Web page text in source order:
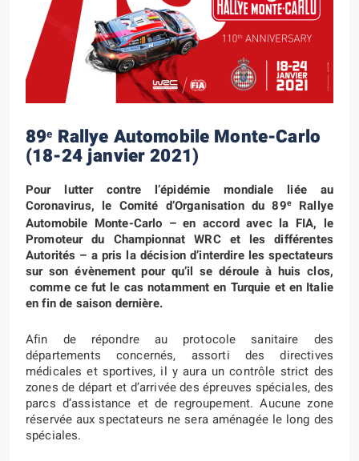
89e Rallye Automobile Monte-Carlo
(18-24 janvier 2021)
Pour lutter contre l’épidémie mondiale liée au
Coronavirus, le Comité d’Organisation du 89eRallye
Automobile Monte-Carlo – en accord avec la FIA, le
Promoteur du Championnat WRC et les différentes
Autorités – a pris la décision d’interdire les spectateurs
sur son évènement pour qu’il se déroule à huis clos,
comme ce fut le cas notamment en Turquie et en Italie
en fin de saison dernière.
Afin de répondre au protocole sanitaire des
départements concernés, assorti des directives
médicales et sportives, il y aura un contrôle strict des
zones de départ et d’arrivée des épreuves spéciales, des
parcs d’assistance et de regroupement. Aucune zone
réservée aux spectateurs ne sera aménagée le long des
spéciales.